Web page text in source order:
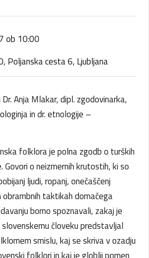
ob 10:00
Poljanska cesta 6, Ljubljana
Dr. Anja Mlakar, dipl. zgodovinarka,
in dr. etnologije –
folklora je polna zgodb o turških
Govori o neizmernih krutostih, ki so
ljudi, ropanj, onečaščenj
obrambnih taktikah domačega
bomo spoznavali, zakaj je
človeku predstavljal
smislu, kaj se skriva v ozadju
folklori in kaj je globlji pomen